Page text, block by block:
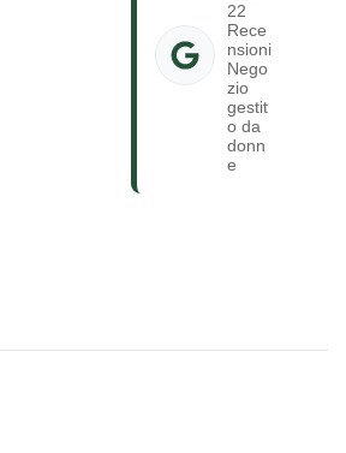
22
Rece
nsioni
Nego
zio
gestit
o da
donn
e